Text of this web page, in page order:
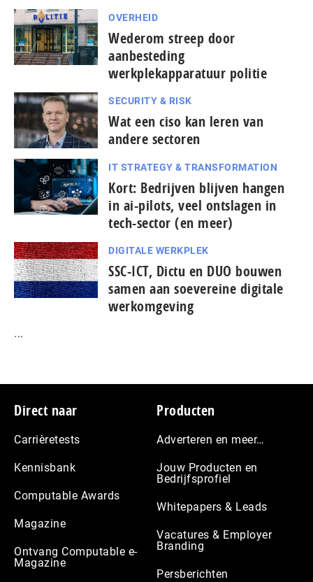
OVERHEID
Wederom streep door
aanbesteding
werkplekapparatuur politie
SECURITY & RISK
Wat een ciso kan leren van
andere sectoren
IT STRATEGY & TRANSFORMATION
Kort: Bedrijven blijven hangen
in ai-pilots, veel ontslagen in
tech-sector (en meer)
DIGITALE WERKPLEK
SSC-ICT, Dictu en DUO bouwen
samen aan soevereine digitale
werkomgeving
...
Footer
Direct naar
Carrièretests
Kennisbank
Computable Awards
Magazine
Ontvang Computable e-
Magazine
Producten
Adverteren en meer…
Jouw Producten en
Bedrijfsprofiel
Whitepapers & Leads
Vacatures & Employer
Branding
Persberichten